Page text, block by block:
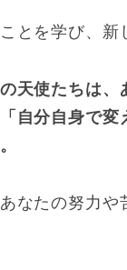
とを学び、新
天使たちは
自分自身で変
なたの努力や